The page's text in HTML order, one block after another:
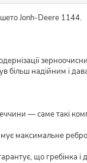
Jonh-Deere 1144.
більш надійним і
— саме такі
максимальне
що гребінка